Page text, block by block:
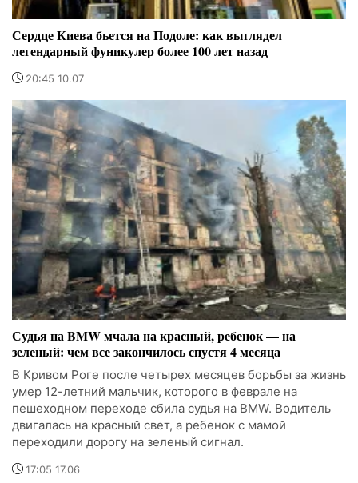
Сердце Киева бьется на Подоле: как выглядел
легендарный фуникулер более 100 лет назад
20:45 10.07
Судья на BMW мчала на красный, ребенок — на
зеленый: чем все закончилось спустя 4 месяца
В Кривом Роге после четырех месяцев борьбы за жизнь
умер 12-летний мальчик, которого в феврале на
пешеходном переходе сбила судья на BMW. Водитель
двигалась на красный свет, а ребенок с мамой
переходили дорогу на зеленый сигнал.
17:05 17.06